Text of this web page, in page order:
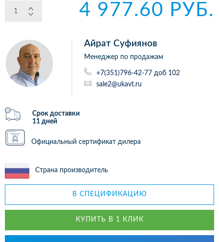
4 977.60 РУБ.
Айрат Суфиянов
Менеджер по продажам
+7(351)796-42-77 доб 102
sale2@ukavt.ru
Срок доставки
11 дней
Официальный сертификат дилера
Страна производитель
В СПЕЦИФИКАЦИЮ
КУПИТЬ В 1 КЛИК